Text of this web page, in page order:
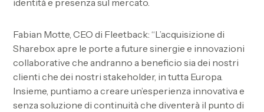
identità e presenza sul mercato.
Fabian Motte, CEO di Fleetback: “L’acquisizione di
Sharebox apre le porte a future sinergie e innovazioni
collaborative che andranno a beneficio sia dei nostri
clienti che dei nostri stakeholder, in tutta Europa.
Insieme, puntiamo a creare un’esperienza innovativa e
senza soluzione di continuità che diventerà il punto di